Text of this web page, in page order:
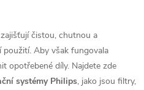
zajišťují čistou, chutnou a
Aby však fungovala
opotřebené díly. Najdete zde
systémy Philips, jako jsou filtry,